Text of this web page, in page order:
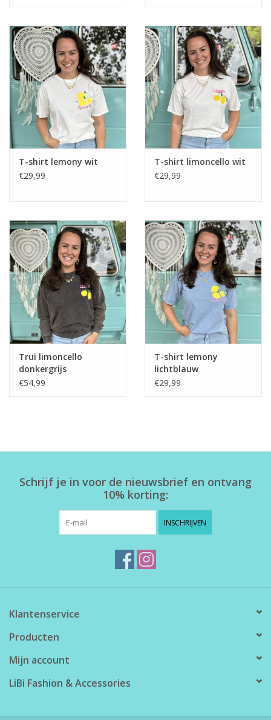
T-shirt lemony wit
€29,99
T-shirt limoncello wit
€29,99
Trui limoncello
donkergrijs
€54,99
T-shirt lemony
lichtblauw
€29,99
Schrijf je in voor de nieuwsbrief en ontvang
10% korting:
INSCHRIJVEN
Klantenservice
Producten
Mijn account
LiBi Fashion & Accessories